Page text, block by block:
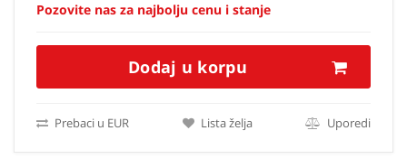
Pozovite nas za najbolju cenu i stanje
Dodaj u korpu
Prebaci u EUR Lista želja Uporedi